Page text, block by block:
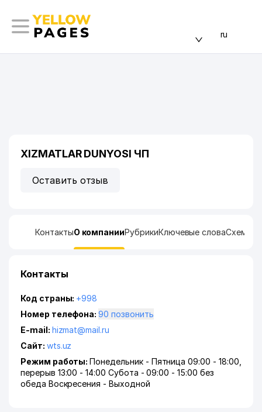
ru
XIZMATLAR DUNYOSI ЧП
Оставить отзыв
КонтактыО компанииРубрикиКлючевые словаСхема
Контакты
Код страны: +998
Номер телефона:
90 позвонить
E-mail: hizmat@mail.ru
Сайт: wts.uz
Режим работы:Понедельник - Пятница 09:00 - 18:00,
перерыв 13:00 - 14:00 Субота - 09:00 - 15:00 без
обеда Воскресения - Выходной